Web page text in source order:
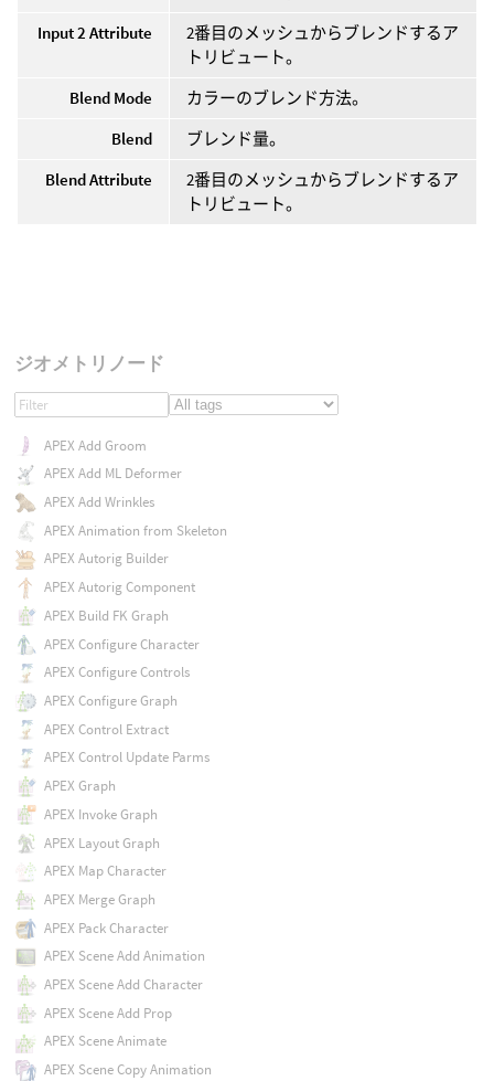
Input 2 Attribute
2番目のメッシュからブレンドするア
トリビュート。
Blend Mode
カラーのブレンド方法。
Blend
ブレンド量。
Blend Attribute
2番目のメッシュからブレンドするア
トリビュート。
ジオメトリノード
APEX Add Groom
APEX Add ML Deformer
APEX Add Wrinkles
APEX Animation from Skeleton
APEX Autorig Builder
APEX Autorig Component
APEX Build FK Graph
APEX Configure Character
APEX Configure Controls
APEX Configure Graph
APEX Control Extract
APEX Control Update Parms
APEX Graph
APEX Invoke Graph
APEX Layout Graph
APEX Map Character
APEX Merge Graph
APEX Pack Character
APEX Scene Add Animation
APEX Scene Add Character
APEX Scene Add Prop
APEX Scene Animate
APEX Scene Copy Animation